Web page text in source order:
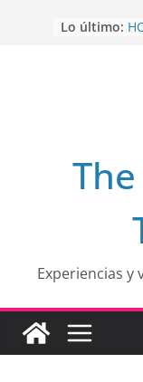
Lo último:
Experiencias y